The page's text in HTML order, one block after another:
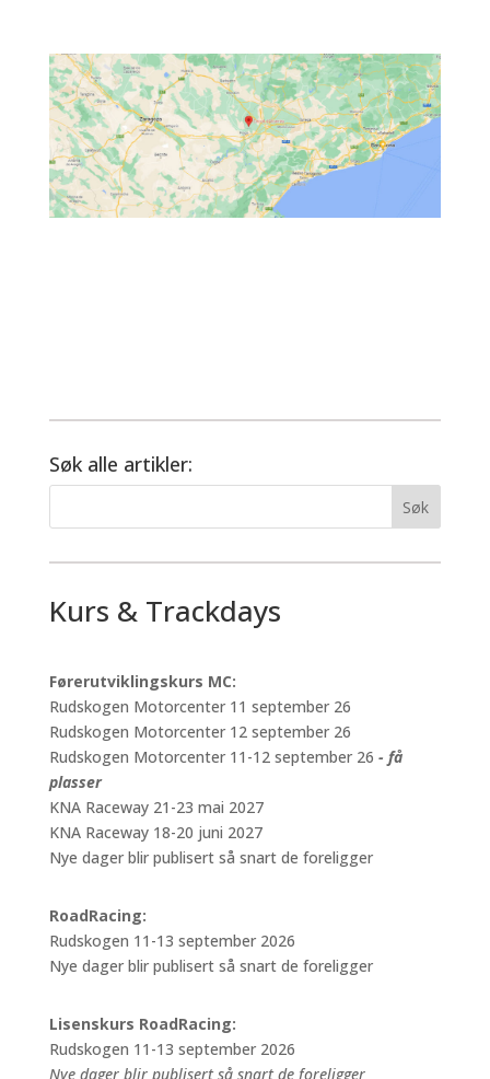
Søk alle artikler:
Kurs & Trackdays
Førerutviklingskurs MC:
Rudskogen Motorcenter 11 september 26
Rudskogen Motorcenter 12 september 26
Rudskogen Motorcenter 11-12 september 26 - få
plasser
KNA Raceway 21-23 mai 2027
KNA Raceway 18-20 juni 2027
Nye dager blir publisert så snart de foreligger
RoadRacing:
Rudskogen 11-13 september 2026
Nye dager blir publisert så snart de foreligger
Lisenskurs RoadRacing:
Rudskogen 11-13 september 2026
Nye dager blir publisert så snart de foreligger